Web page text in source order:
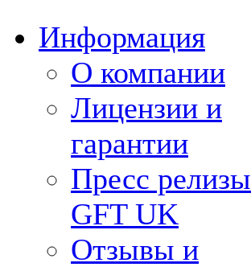
Информация
О компании
Лицензии и
гарантии
Пресс релизы
GFT UK
Отзывы и